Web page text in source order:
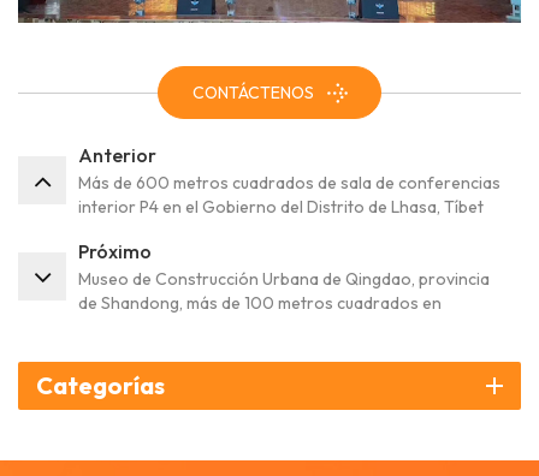
CONTÁCTENOS
Anterior
Más de 600 metros cuadrados de sala de conferencias
interior P4 en el Gobierno del Distrito de Lhasa, Tíbet
Próximo
Museo de Construcción Urbana de Qingdao, provincia
de Shandong, más de 100 metros cuadrados en
Categorías